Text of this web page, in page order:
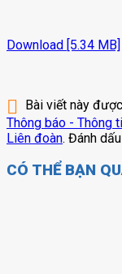
Biểu mẫu
Dành cho
Download [5.34 MB]
Bài viết này
Thông báo - Thông
Liên đoàn. Đánh dấu
CÓ THỂ BẠN